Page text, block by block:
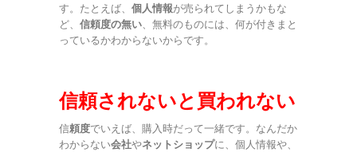
す。たとえば、 個人情報が売られてしまうかもな
ど、 信頼度の無い、無料のものには、何が付きまと
っているかわからないからです。
信頼されないと買われない
信頼度でいえば、購入時だって一緒です。なんだか
わからない会社やネットショップに、個人情報や、